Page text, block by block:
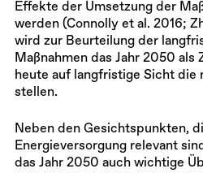
Effekte der Umsetzung der
werden (Connolly et al. 2016;
wird zur Beurteilung der
Maßnahmen das Jahr 2050
heute auf langfristige Sicht die
stellen.
Neben den Gesichtspunkten,
Energieversorgung relevant
das Jahr 2050 auch wichtige